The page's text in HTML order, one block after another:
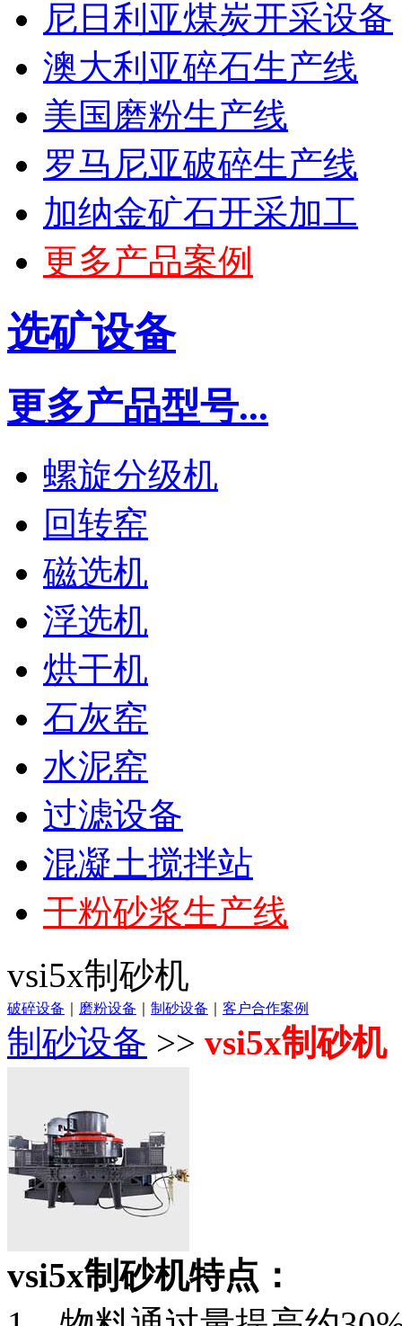
尼日利亚煤炭开采设备
澳大利亚碎石生产线
美国磨粉生产线
罗马尼亚破碎生产线
加纳金矿石开采加工
更多产品案例
选矿设备
更多产品型号...
螺旋分级机
回转窑
磁选机
浮选机
烘干机
石灰窑
水泥窑
过滤设备
混凝土搅拌站
干粉砂浆生产线
vsi5x制砂机
破碎设备 磨粉设备 制砂设备 客户合作案例
制砂设备 >> vsi5x制砂机
vsi5x制砂机特点：